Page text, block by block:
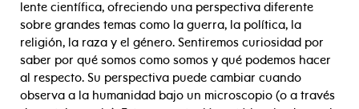
lente científica, ofreciendo una perspectiva diferente
sobre grandes temas como la guerra, la política, la
religión, la raza y el género. Sentiremos curiosidad por
saber por qué somos como somos y qué podemos hacer
al respecto. Su perspectiva puede cambiar cuando
observa a la humanidad bajo un microscopio (o a través